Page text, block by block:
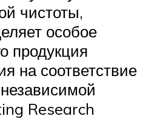
чистоты,
особое
продукция
на соответствие
Research